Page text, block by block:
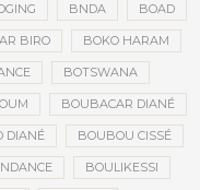
BNDA BOAD
BIRO BOKO HARAM
BOTSWANA
BOUBACAR DIANÉ
DIANÉ BOUBOU CISSÉ
BOULIKESSI